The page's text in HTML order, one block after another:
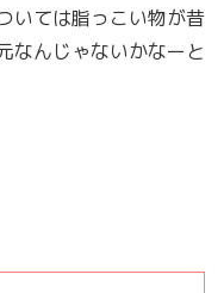
いては脂っこい物が昔
なんじゃないかなーと